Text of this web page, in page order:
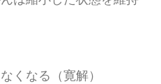
くなる（寛解）